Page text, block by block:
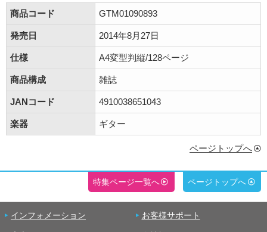
商品コード
GTM01090893
発売日 2014年8月27日
仕様 A4変型判縦/128ページ
商品構成 雑誌
JANコード 4910038651043
楽器 ギター
ページトップへ
特集ページ一覧へ ページトップへ
インフォメーション お客様サポート